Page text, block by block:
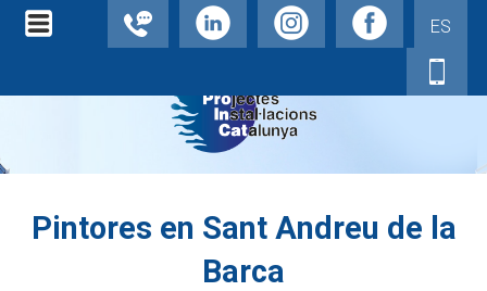
ES
Pintores en Sant Andreu de la
Barca